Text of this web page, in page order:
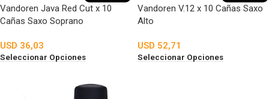
Vandoren Java Red Cut x 10
Cañas Saxo Soprano
USD 36,03
Seleccionar Opciones
Vandoren V.12 x 10 Cañas Saxo
Alto
USD 52,71
Seleccionar Opciones